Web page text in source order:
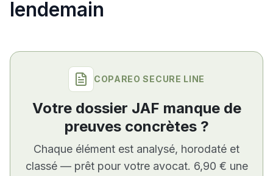
lendemain
COPAREO SECURE LINE
Votre dossier JAF manque de
preuves concrètes ?
Chaque élément est analysé, horodaté et
classé — prêt pour votre avocat. 6,90 € une